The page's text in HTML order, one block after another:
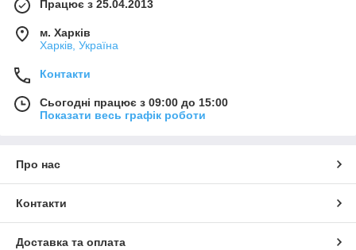
Працює з 25.04.2013
м. Харків
Харків, Україна
Контакти
Сьогодні працює з 09:00 до 15:00
Показати весь графік роботи
Про нас
Контакти
Доставка та оплата